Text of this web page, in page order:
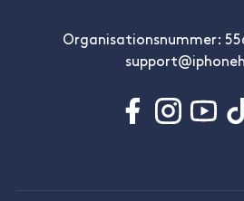
Organisationsnummer: